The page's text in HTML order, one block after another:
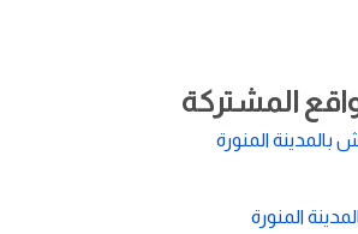
المشتركة
المنورة
المنورة